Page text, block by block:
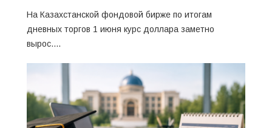
На Казахстанской фондовой бирже по итогам
дневных торгов 1 июня курс доллара заметно
вырос....